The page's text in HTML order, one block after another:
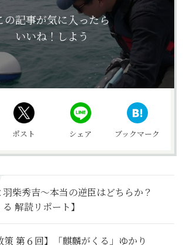
の記事が気に入ったら
いいね！しよう
ポスト シェア ブックマーク
柴秀吉～本当の逆臣はどちらか？
る 解読リポート】
策 第６回】「麒麟がくる」ゆかり